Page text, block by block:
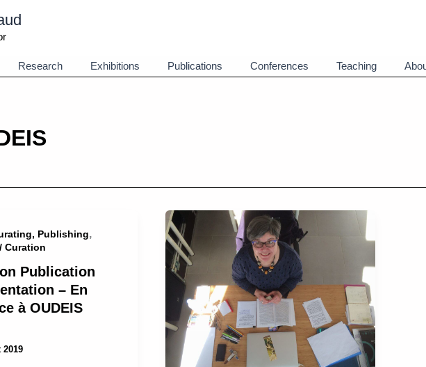
Research Exhibitions Publications Conferences Teaching
Publishing,
Curation
Publication
– En
à OUDEIS